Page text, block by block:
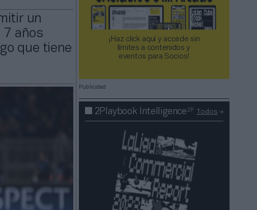
un
7 años
que tiene
¡Haz click aquí y accede sin
límites a contenidos y
eventos para Socios!​​​​​​​
Publicidad
2Playbook Intelligence2P Todos